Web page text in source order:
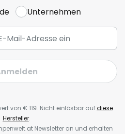
Unternehmen
von € 119. Nicht einlösbar aufdiese
Hersteller.
Newsletter an und erhalten